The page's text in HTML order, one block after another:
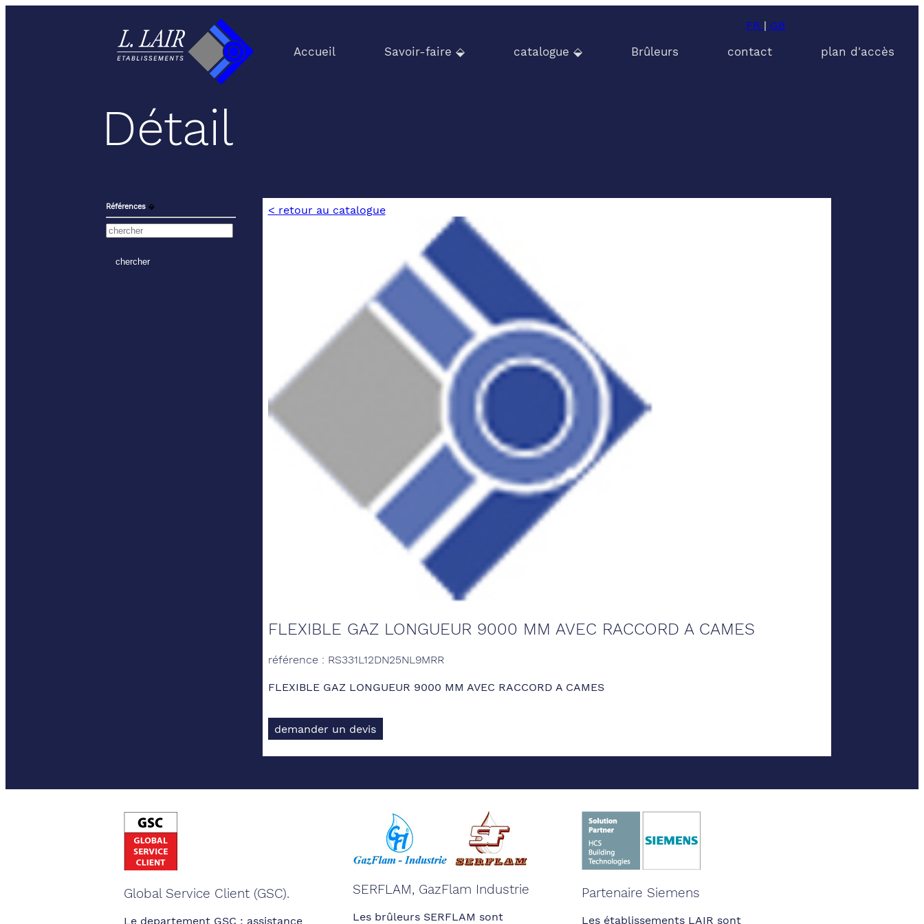
FR | GB
Accueil Savoir-faire ⬙ catalogue ⬙ Brûleurs contact plan d'accès
Détail
Références ⬙ < retour au catalogue
FLEXIBLE GAZ LONGUEUR 9000 MM AVEC RACCORD A CAMES
référence : RS331L12DN25NL9MRR
FLEXIBLE GAZ LONGUEUR 9000 MM AVEC RACCORD A CAMES
demander un devis
Global Service Client (GSC).
Le departement GSC : assistance
SERFLAM, GazFlam Industrie
Les brûleurs SERFLAM sont
Partenaire Siemens
Les établissements LAIR sont